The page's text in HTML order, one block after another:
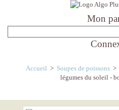
Mon
Accueil > Soupes de poissons >
légumes du soleil -